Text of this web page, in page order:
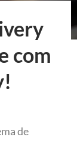
com
de